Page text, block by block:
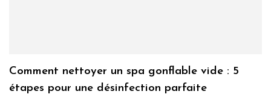
Comment nettoyer un spa gonflable vide : 5
étapes pour une désinfection parfaite